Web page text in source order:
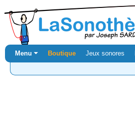
Menu ⏷ Boutique Jeux sonores